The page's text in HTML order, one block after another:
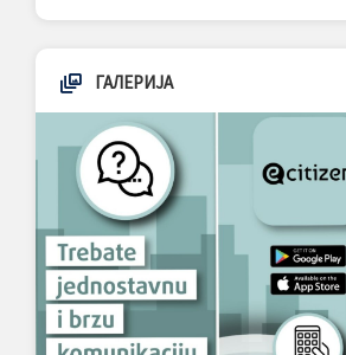
ГАЛЕРИЈА